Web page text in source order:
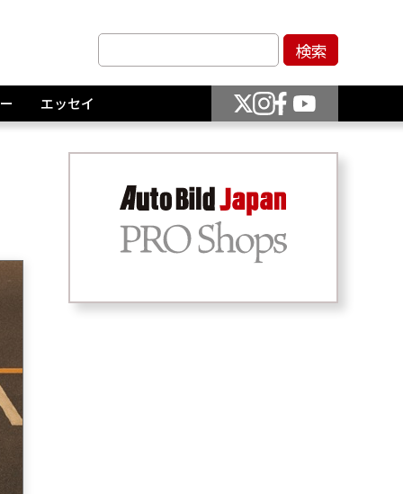
エッセイ